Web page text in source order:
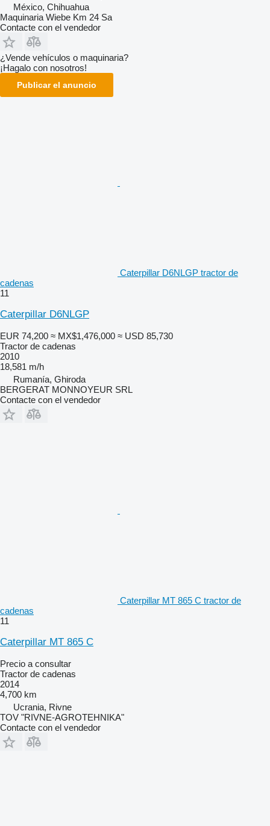
México, Chihuahua
Maquinaria Wiebe Km 24 Sa
Contacte con el vendedor
¿Vende vehículos o maquinaria?
¡Hagalo con nosotros!
Publicar el anuncio
Caterpillar D6NLGP tractor de
cadenas
11
Caterpillar D6NLGP
EUR 74,200 ≈ MX$1,476,000 ≈ USD 85,730
Tractor de cadenas
2010
18,581 m/h
Rumanía, Ghiroda
BERGERAT MONNOYEUR SRL
Contacte con el vendedor
Caterpillar MT 865 C tractor de
cadenas
11
Caterpillar MT 865 C
Precio a consultar
Tractor de cadenas
2014
4,700 km
Ucrania, Rivne
TOV "RIVNE-AGROTEHNIKA"
Contacte con el vendedor